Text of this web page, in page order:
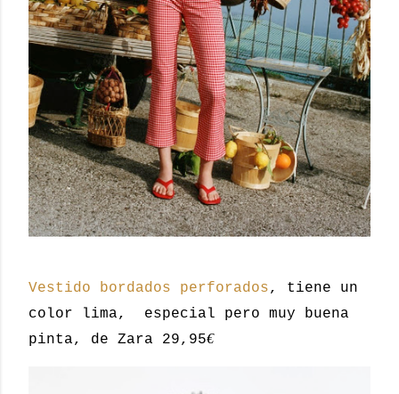
Vestido bordados perforados, tiene un
color lima, especial pero muy buena
pinta, de Zara 29,95€